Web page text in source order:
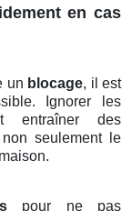
en cas
un blocage, il est
Ignorer les
entraîner des
seulement le
pour ne pas